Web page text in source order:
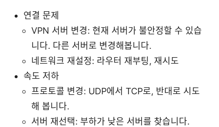
연결 문제
VPN 서버 변경: 현재 서버가 불안정할 수 있습
니다. 다른 서버로 변경해봅니다.
네트워크 재설정: 라우터 재부팅, 재시도
속도 저하
프로토콜 변경: UDP에서 TCP로, 반대로 시도
해 봅니다.
서버 재선택: 부하가 낮은 서버를 찾습니다.